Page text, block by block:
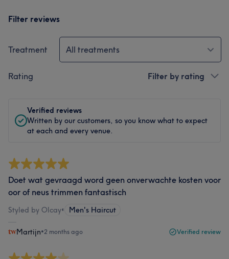
Filter reviews
Treatment All treatments
Rating Filter by rating
Verified reviews
Written by our customers, so you know what to expect
at each and every venue.
Doet wat gevraagd word geen onverwachte kosten voor
oor of neus trimmen fantastisch
Styled by Olcay• Men's Haircut
Martijn•2 months ago Verified review